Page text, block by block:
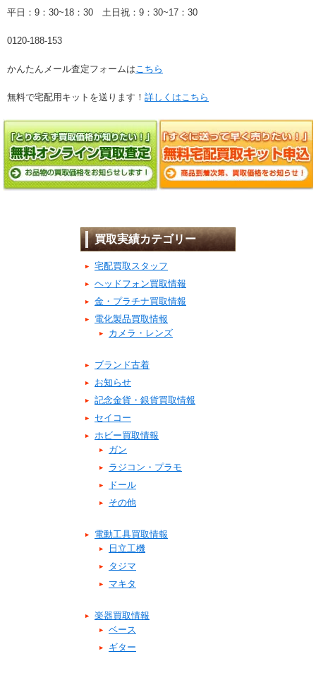
平日：9：30~18：30 土日祝：9：30~17：30
0120-188-153
かんたんメール査定フォームはこちら
無料で宅配用キットを送ります！ 詳しくはこちら
買取実績カテゴリー
宅配買取スタッフ
ヘッドフォン買取情報
金・プラチナ買取情報
電化製品買取情報
カメラ・レンズ
ブランド古着
お知らせ
記念金貨・銀貨買取情報
セイコー
ホビー買取情報
ガン
ラジコン・プラモ
ドール
その他
電動工具買取情報
日立工機
タジマ
マキタ
楽器買取情報
ベース
ギター